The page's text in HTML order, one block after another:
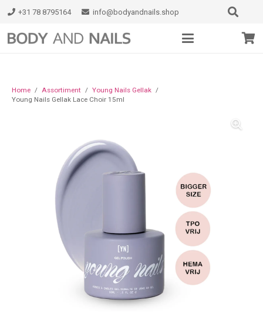
+31 78 8795164 info@bodyandnails.shop
Home / Assortiment / Young Nails Gellak /
Young Nails Gellak Lace Choir 15ml